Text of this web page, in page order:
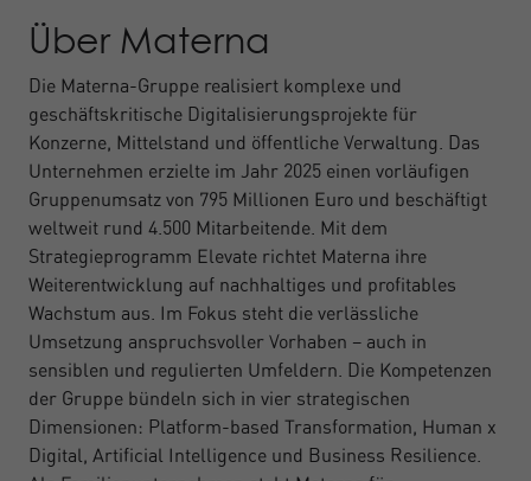
Über Materna
Die Materna-Gruppe realisiert komplexe und
geschäftskritische Digitalisierungsprojekte für
Konzerne, Mittelstand und öffentliche Verwaltung. Das
Unternehmen erzielte im Jahr 2025 einen vorläufigen
Gruppenumsatz von 795 Millionen Euro und beschäftigt
weltweit rund 4.500 Mitarbeitende. Mit dem
Strategieprogramm Elevate richtet Materna ihre
Weiterentwicklung auf nachhaltiges und profitables
Wachstum aus. Im Fokus steht die verlässliche
Umsetzung anspruchsvoller Vorhaben – auch in
sensiblen und regulierten Umfeldern. Die Kompetenzen
der Gruppe bündeln sich in vier strategischen
Dimensionen: Platform-based Transformation, Human x
Digital, Artificial Intelligence und Business Resilience.